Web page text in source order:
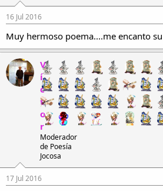
16 Jul 2016
Muy hermoso poema....me encanto
V
í
c
t
o
r
Moderador
de Poesía
Jocosa
17 Jul 2016